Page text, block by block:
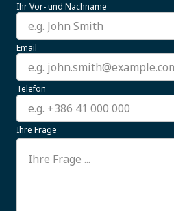
Ihr Vor- und Nachname
Email
Telefon
Ihre Frage